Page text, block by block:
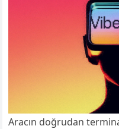
Aracın doğrudan